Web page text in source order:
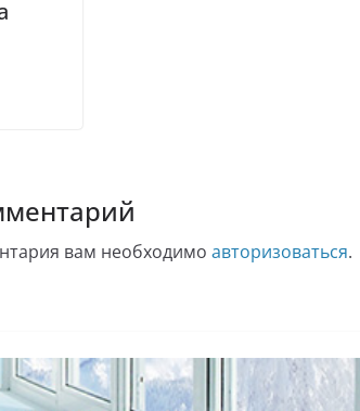
вам необходимо авторизоваться.